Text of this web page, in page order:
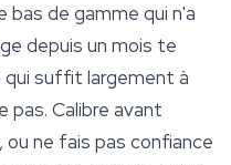
de gamme qui n'a
depuis un mois te
qui suffit largement à
pas. Calibre avant
ne fais pas confiance